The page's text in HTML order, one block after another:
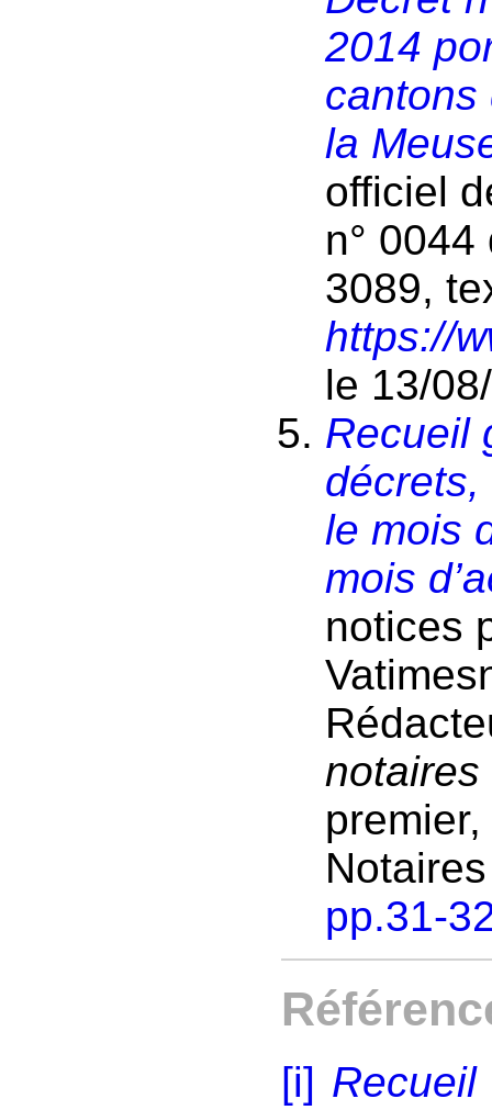
2014
cantons
la
officiel
n°
3089,
https://
le 13/
Recueil
le mois
mois
notices
pp.31-
[i]